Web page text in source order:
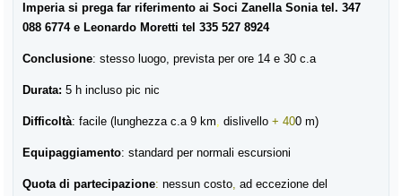
Imperia si prega far riferimento ai Soci Zanella Sonia tel. 347
088 6774 e Leonardo Moretti tel 335 527 8924
Conclusione:stesso luogo,previstaper ore 14 e 30c.a
Durata:5 h inclusopic nic
Difficoltà: facile (lunghezzac.a9 km,dislivello+400 m)
Equipaggiamento:standardper normali escursioni
Quota di partecipazione:nessuncosto,adeccezionedel